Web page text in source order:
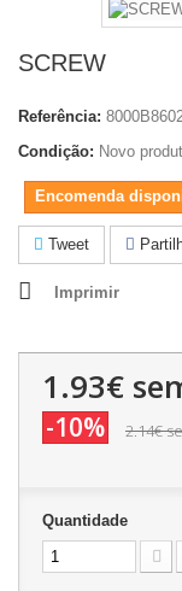
SCREW
Referência:
Condição: Novo
Encomenda
Tweet
Imprimir
1.93€
-10% 2.14€
Quantidade